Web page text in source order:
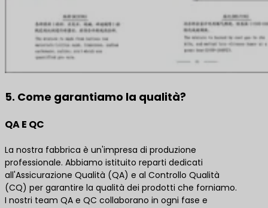
5. Come garantiamo la qualità?
QA E QC
La nostra fabbrica è un'impresa di produzione
professionale. Abbiamo istituito reparti dedicati
all'Assicurazione Qualità (QA) e al Controllo Qualità
(CQ) per garantire la qualità dei prodotti che forniamo.
I nostri team QA e QC collaborano in ogni fase e